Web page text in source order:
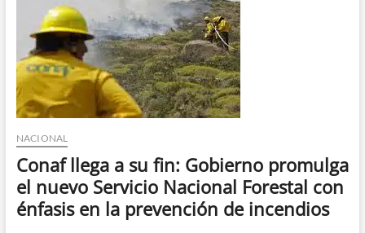
NACIONAL
Conaf llega a su fin: Gobierno promulga
el nuevo Servicio Nacional Forestal con
énfasis en la prevención de incendios